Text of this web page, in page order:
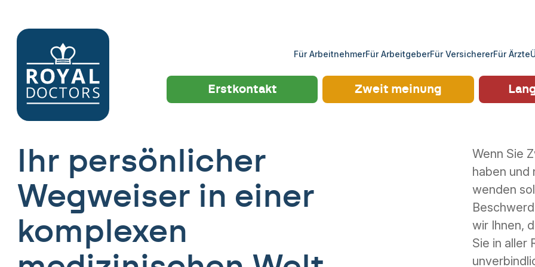
Für ArbeitnehmerFür ArbeitgeberFür VersichererFür Ärzte
Erstkontakt Zweit meinung
Ihr persönlicher
Wegweiser in einer
komplexen
Wenn Sie
haben und
wenden
wir Ihnen,
Sie in aller